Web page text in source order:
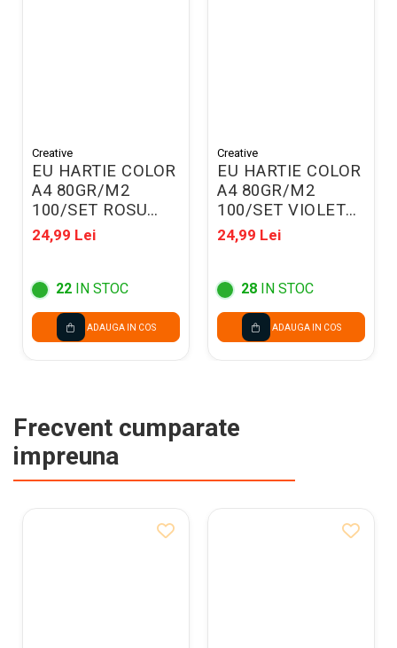
Creative
EU HARTIE COLOR
A4 80GR/M2
100/SET ROSU
130063
24,99 Lei
22 IN STOC
ADAUGA IN COS
Creative
EU HARTIE COLOR
A4 80GR/M2
100/SET VIOLET
130066
24,99 Lei
28 IN STOC
ADAUGA IN COS
Frecvent cumparate
impreuna